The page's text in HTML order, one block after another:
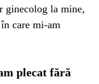
ginecolog la mine,
care mi-am
plecat fără